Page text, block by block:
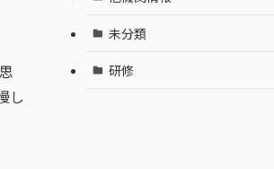
し
未分類
研修